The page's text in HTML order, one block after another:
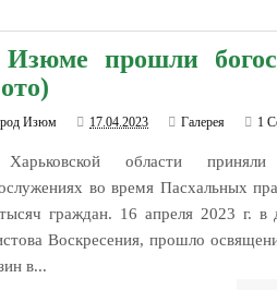
прошли
Изюм 17.04.2023 Галерея 1
области
во время Пасхальных
граждан. 16 апреля 2023 г. в
Воскресения, прошло
в...